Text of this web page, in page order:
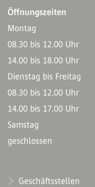
Öffnungszeiten
Montag
08.30 bis 12.00 Uhr
14.00 bis 18.00 Uhr
Dienstag bis Freitag
08.30 bis 12.00 Uhr
14.00 bis 17.00 Uhr
Samstag
geschlossen
Geschäftsstellen